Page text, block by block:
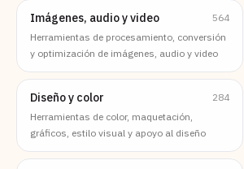
Imágenes, audio y video
564
Herramientas de procesamiento, conversión
y optimización de imágenes, audio y video
Diseño y color
284
Herramientas de color, maquetación,
gráficos, estilo visual y apoyo al diseño